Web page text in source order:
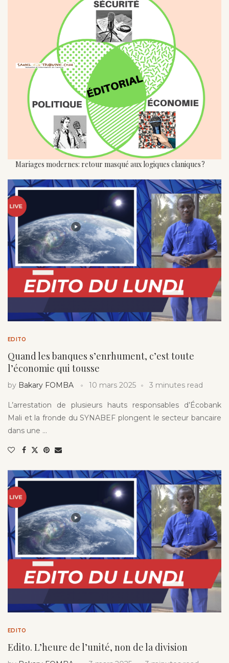
Mariages modernes: retour masqué aux logiques claniques ?
EDITO
Quand les banques s’enrhument, c’est toute
l’économie qui tousse
by Bakary FOMBA 10 mars 2025 3 minutes read
L’arrestation de plusieurs hauts responsables d’Écobank
Mali et la fronde du SYNABEF plongent le secteur bancaire
dans une …
EDITO
Edito. L’heure de l’unité, non de la division